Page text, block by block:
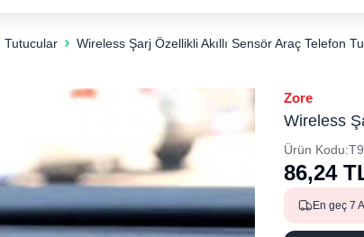
Tutucular Wireless Şarj Özellikli Akıllı Sensör Araç Telefon
Zore
Wireless
Ürün Kodu:
86,24
En geç 7